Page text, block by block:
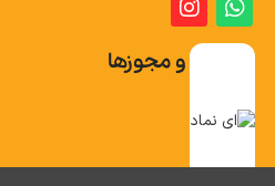
تاییدیه و مجوزها